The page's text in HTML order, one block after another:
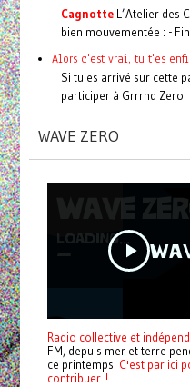
CagnotteL’Atelier des
bien mouvementée : -
Alors c'est vrai, tu t'es
Si tu es arrivé sur cette
participer à Grrrnd Zero.
WAVE ZERO
Radio collective et
FM, depuis mer et terre
ce printemps. C'est par ici
contribuer !